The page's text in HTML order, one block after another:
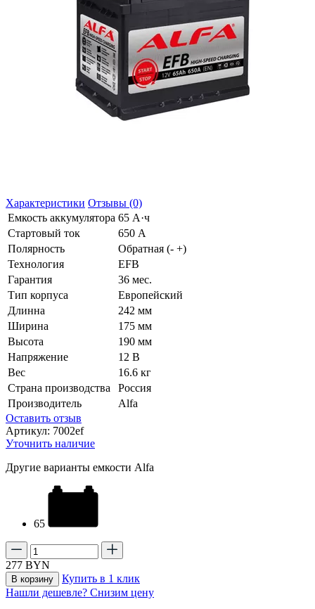
Характеристики Отзывы (0)
Емкость аккумулятора 65 А·ч
Стартовый ток
650 А
Полярность
Обратная (- +)
Технология
EFB
Гарантия
36 мес.
Тип корпуса
Европейский
Длинна
242 мм
Ширина
175 мм
Высота
190 мм
Напряжение
12 В
Вес
16.6 кг
Страна производства
Россия
Производитель
Alfa
Оставить отзыв
Артикул: 7002ef
Уточнить наличие
Другие варианты емкости Alfa
65
277 BYN
В корзину
Купить в 1 клик
Нашли дешевле? Снизим цену